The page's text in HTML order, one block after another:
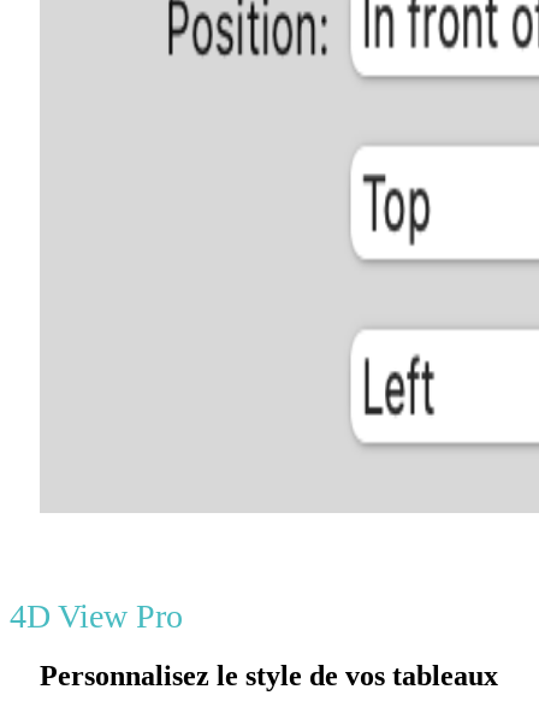
4D View Pro
Personnalisez le style de vos tableaux